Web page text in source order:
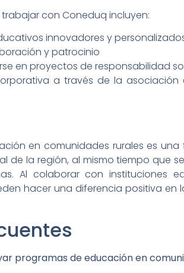
con Coneduq incluyen:
innovadores y
y patrocinio
en proyectos de responsabilidad
a través de la
en comunidades rurales es
de la región, al mismo tiempo que
Al colaborar con instituciones
hacer una diferencia positiva en
programas de educación en